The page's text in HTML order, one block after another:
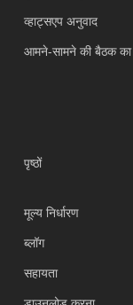
व्हाट्सएप अनुवाद
आमने-सामने की बैठक का
पृष्ठों
मूल्य निर्धारण
ब्लॉग
सहायता